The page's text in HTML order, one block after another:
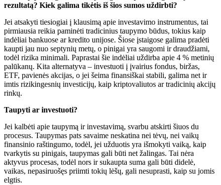
rezultatą? Kiek galima tikėtis iš šios sumos uždirbti?
Jei atsakyti tiesiogiai į klausimą apie investavimo instrumentus, tai
pirmiausia reikia paminėti tradicinius taupymo būdus, tokius kaip
indėliai bankuose ar kredito unijose. Šiose įstaigose galima pradėti
kaupti jau nuo septynių metų, o pinigai yra saugomi ir draudžiami,
todėl rizika minimali. Paprastai šie indėliai uždirba apie 4 % metinių
palūkanų. Kita alternatyva – investuoti į įvairius fondus, biržas,
ETF, pavienės akcijas, o jei šeima finansiškai stabili, galima net ir
imtis rizikingesnių investicijų, kaip kriptovaliutos ar tradicinių akcijų
rinkų.
Taupyti ar investuoti?
Jei kalbėti apie taupymą ir investavimą, svarbu atskirti šiuos du
procesus. Taupymas pats savaime neskatina nei tėvų, nei vaikų
finansinio raštingumo, todėl, jei užduotis yra išmokyti vaiką, kaip
tvarkytis su pinigais, taupymas gali būti net žalingas. Tai nėra
aktyvus procesas, todėl nors ir sukaupta suma gali būti didelė,
vaikas, nepasiruošęs priimti tokių lėšų, gali nesuprasti, kaip su jomis
elgtis.